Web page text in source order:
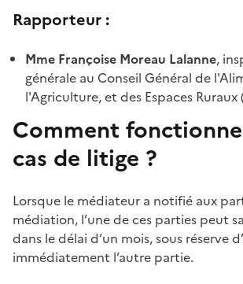
Rapporteur :
Mme Françoise Moreau Lalanne,
générale au Conseil Général de
l'Agriculture, et des Espaces Ruraux
Comment
cas de litige ?
Lorsque le médiateur a notifié aux
médiation, l’une de ces parties peut
dans le délai d’un mois, sous réserve
immédiatement l’autre partie.